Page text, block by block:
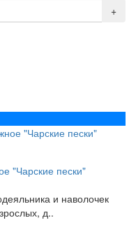
+
"Чарские пески"
и наволочек
д..